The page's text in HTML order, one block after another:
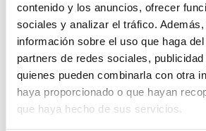
contenido y los anuncios, ofrecer
sociales y analizar el tráfico.
información sobre el uso que haga
partners de redes sociales,
quienes pueden combinarla con otra
haya proporcionado o que hayan
que haya hecho de sus servicios.
dedicamos a la intervención
de todo tipo de inmuebles,
oficinas, terrenos y naves
Nuestro equipo está
de profesionales con
experiencia en el sector,